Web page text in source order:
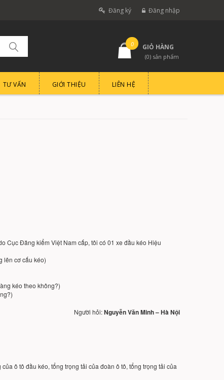
Đăng ký Đăng nhập
0 GIỎ HÀNG
(0) sản phẩm
TƯ VẤN GIỚI THIỆU LIÊN HỆ
Cục Đăng kiểm Việt Nam cấp, tôi có 01 xe đầu kéo Hiệu
lên cơ cấu kéo)
kéo theo không?)
Người hỏi:Nguyễn Văn Minh – Hà Nội
ô tô đầu kéo, tổng trọng tải của đoàn ô tô, tổng trọng tải của